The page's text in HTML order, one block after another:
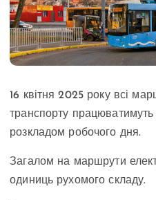
16 квітня 2025 року всі
транспорту
розкладом робочого дня.
Загалом на маршрути
одиниць рухомого складу.